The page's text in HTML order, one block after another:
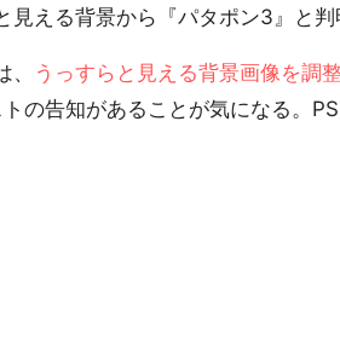
見える背景から『パタポン3』と判
うっすらと見える背景画像を調
の告知があることが気になる。